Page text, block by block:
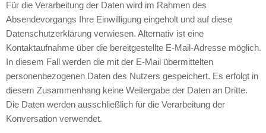
Für die Verarbeitung der Daten wird im Rahmen des
Absendevorgangs Ihre Einwilligung eingeholt und auf diese
Datenschutzerklärung verwiesen. Alternativ ist eine
Kontaktaufnahme über die bereitgestellte E-Mail-Adresse möglich.
In diesem Fall werden die mit der E-Mail übermittelten
personenbezogenen Daten des Nutzers gespeichert. Es erfolgt in
diesem Zusammenhang keine Weitergabe der Daten an Dritte.
Die Daten werden ausschließlich für die Verarbeitung der
Konversation verwendet.